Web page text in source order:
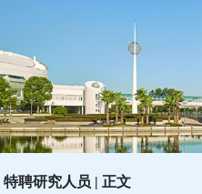
特聘研究人员 | 正文